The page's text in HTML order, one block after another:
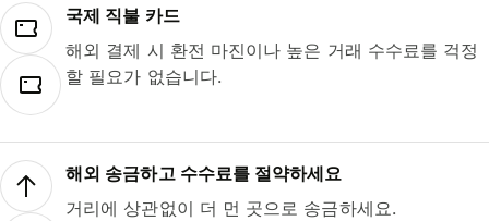
국제 직불 카드
해외 결제 시 환전 마진이나 높은 거래 수수료를 걱정
할 필요가 없습니다.
해외 송금하고 수수료를 절약하세요
거리에 상관없이 더 먼 곳으로 송금하세요.